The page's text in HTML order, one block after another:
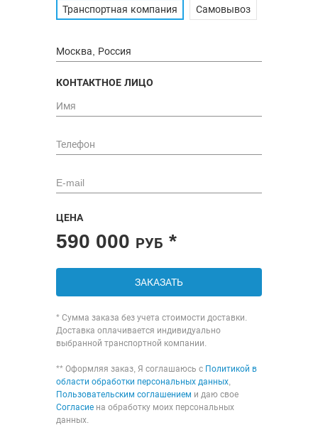
Транспортная компания Самовывоз
КОНТАКТНОЕ ЛИЦО
ЦЕНА
590 000 РУБ *
ЗАКАЗАТЬ
* Сумма заказа без учета стоимости доставки.
Доставка оплачивается индивидуально
выбранной транспортной компании.
** Оформляя заказ, Я соглашаюсь с Политикой в
области обработки персональных данных
Пользовательским соглашением и даю свое
Согласие на обработку моих персональных
данных.